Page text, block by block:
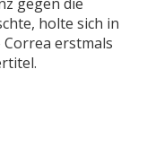
holte sich in
Correa erstmals